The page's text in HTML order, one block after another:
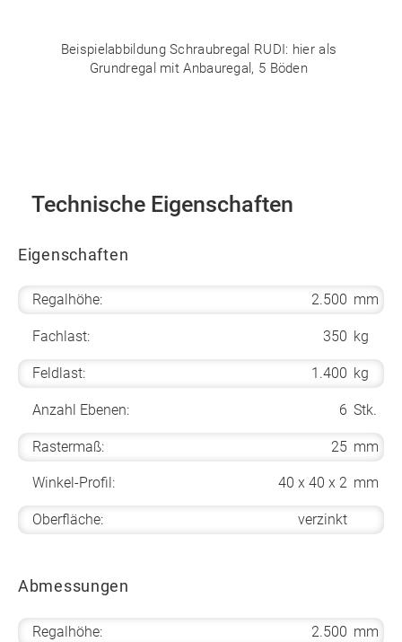
Beispielabbildung Schraubregal RUDI: hier als
Grundregal mit Anbauregal, 5 Böden
Technische Eigenschaften
Eigenschaften
Regalhöhe: 2.500 mm
Fachlast: 350 kg
Feldlast: 1.400 kg
Anzahl Ebenen: 6 Stk.
Rastermaß: 25 mm
Winkel-Profil: 40 x 40 x 2 mm
Oberfläche: verzinkt
Abmessungen
Regalhöhe: 2.500 mm